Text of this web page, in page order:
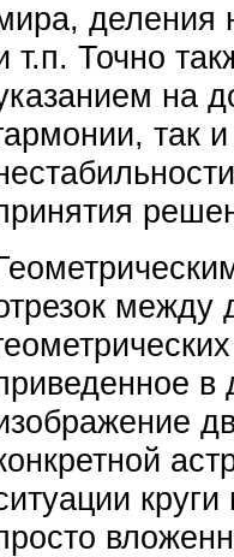
деления
т.п. Точно
на
так
между
в